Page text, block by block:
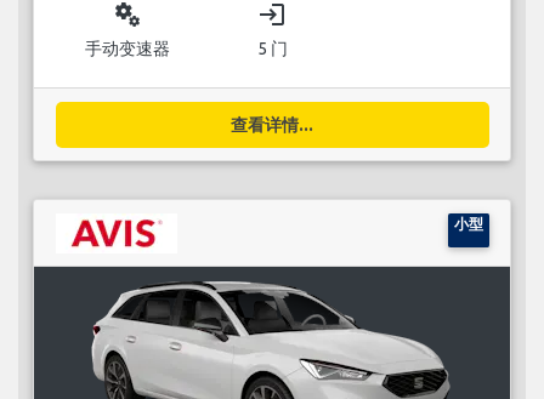
miscellaneous_services
手动变速器
login
5 门
查看详情...
小型